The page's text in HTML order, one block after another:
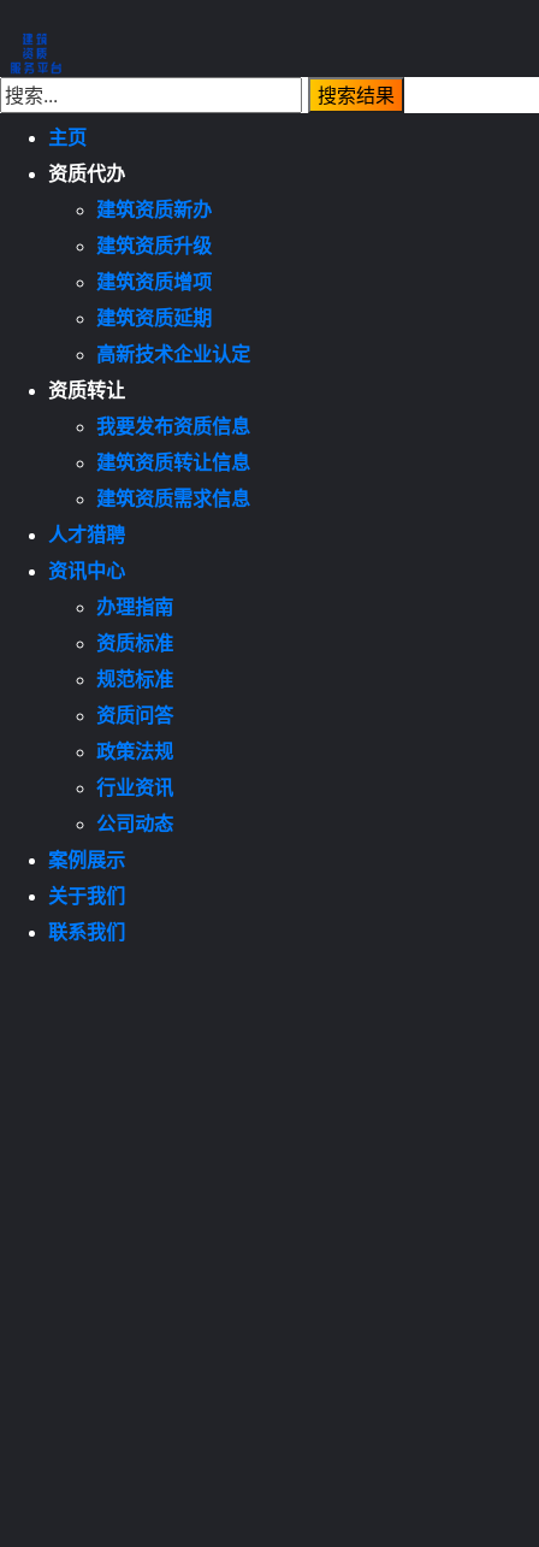
主页
资质代办
建筑资质新办
建筑资质升级
建筑资质增项
建筑资质延期
高新技术企业认定
资质转让
我要发布资质信息
建筑资质转让信息
建筑资质需求信息
人才猎聘
资讯中心
办理指南
资质标准
规范标准
资质问答
政策法规
行业资讯
公司动态
案例展示
关于我们
联系我们